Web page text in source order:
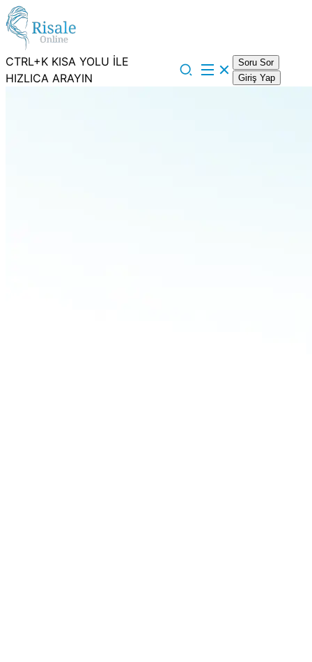
CTRL+K KISA YOLU İLE
HIZLICA ARAYIN
Soru Sor
Giriş Yap